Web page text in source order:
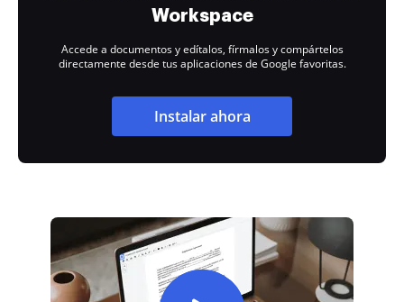
Workspace
Accede a documentos y edítalos, fírmalos y compártelos
directamente desde tus aplicaciones de Google favoritas.
Instalar ahora